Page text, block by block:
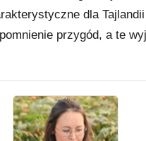
dla
przygód, a te